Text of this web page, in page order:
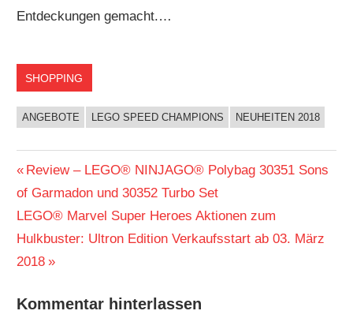
Entdeckungen gemacht.…
SHOPPING
ANGEBOTE LEGO SPEED CHAMPIONS NEUHEITEN 2018
Beitragsnavigation
Vorheriger
Beitrag:
Review – LEGO® NINJAGO® Polybag 30351 Sons
of Garmadon und 30352 Turbo Set
Nächster
Beitrag:
LEGO® Marvel Super Heroes Aktionen zum
Hulkbuster: Ultron Edition Verkaufsstart ab 03. März
2018
Kommentar hinterlassen